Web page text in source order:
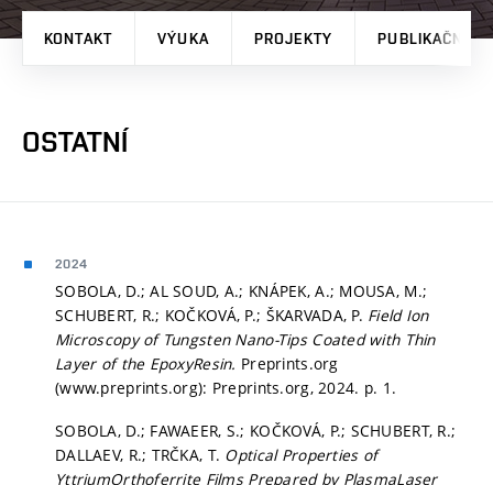
KONTAKT VÝUKA PROJEKTY PUBLIKAČNÍ
OSTATNÍ
2024
SOBOLA, D.; AL SOUD, A.; KNÁPEK, A.; MOUSA, M.;
SCHUBERT, R.; KOČKOVÁ, P.; ŠKARVADA, P. Field Ion
Microscopy of Tungsten Nano-Tips Coated with Thin
Layer of the EpoxyResin. Preprints.org
(www.preprints.org): Preprints.org, 2024. p. 1.
SOBOLA, D.; FAWAEER, S.; KOČKOVÁ, P.; SCHUBERT, R.;
DALLAEV, R.; TRČKA, T. Optical Properties of
YttriumOrthoferrite Films Prepared by PlasmaLaser